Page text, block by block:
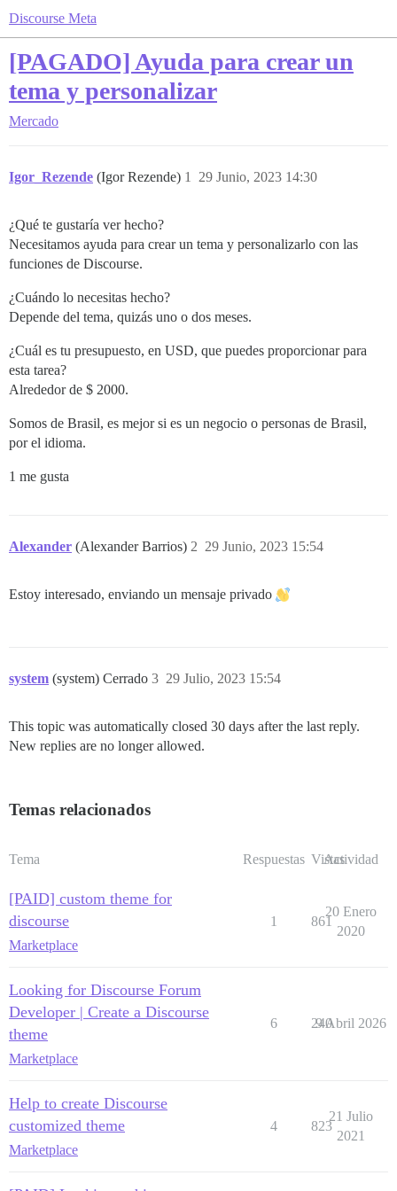
Discourse Meta
[PAGADO] Ayuda para crear un
tema y personalizar
Mercado
Igor_Rezende (Igor Rezende) 29 Junio, 2023 14:30
1
¿Qué te gustaría ver hecho?
Necesitamos ayuda para crear un tema y personalizarlo con las
funciones de Discourse.
¿Cuándo lo necesitas hecho?
Depende del tema, quizás uno o dos meses.
¿Cuál es tu presupuesto, en USD, que puedes proporcionar para
esta tarea?
Alrededor de $ 2000.
Somos de Brasil, es mejor si es un negocio o personas de Brasil,
por el idioma.
1 me gusta
Alexander (Alexander Barrios) 29 Junio, 2023 15:54
2
Estoy interesado, enviando un mensaje privado
system (system) Cerrado 29 Julio, 2023 15:54
3
This topic was automatically closed 30 days after the last reply.
New replies are no longer allowed.
Temas relacionados
Tema Respuestas Vistas
Actividad
[PAID] custom theme for
discourse
Marketplace
1 861
20 Enero
2020
Looking for Discourse Forum
Developer | Create a Discourse
theme
Marketplace
6 240
9 Abril 2026
Help to create Discourse
customized theme
Marketplace
4 823
21 Julio
2021